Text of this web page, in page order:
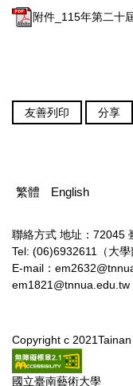
附件_115年第二十
友善列印 分享
繁體 English
聯絡方式 地址：72045
Tel: (06)6932611（大學
E-mail：
em1821@tnnua.edu.tw
Copyright c
國立臺南藝術大學